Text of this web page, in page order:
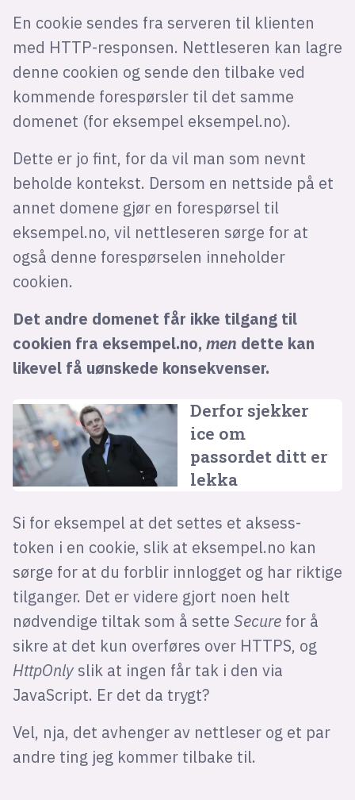
En cookie sendes fra serveren til klienten
med HTTP-responsen. Nettleseren kan lagre
denne cookien og sende den tilbake ved
kommende forespørsler til det samme
domenet (for eksempel eksempel.no).
Dette er jo fint, for da vil man som nevnt
beholde kontekst. Dersom en nettside på et
annet domene gjør en forespørsel til
eksempel.no, vil nettleseren sørge for at
også denne forespørselen inneholder
cookien.
Det andre domenet får ikke tilgang til
cookien fra eksempel.no, men dette kan
likevel få uønskede konsekvenser.
Derfor sjekker
ice om
passordet ditt er
lekka
Si for eksempel at det settes et aksess-
token i en cookie, slik at eksempel.no kan
sørge for at du forblir innlogget og har riktige
tilganger. Det er videre gjort noen helt
nødvendige tiltak som å sette Securefor å
sikre at det kun overføres over HTTPS, og
HttpOnlyslik at ingen får tak i den via
JavaScript. Er det da trygt?
Vel, nja, det avhenger av nettleser og et par
andre ting jeg kommer tilbake til.